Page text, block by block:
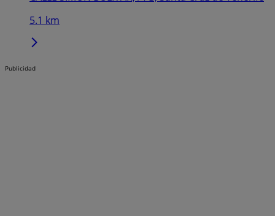
5.1 km
Publicidad